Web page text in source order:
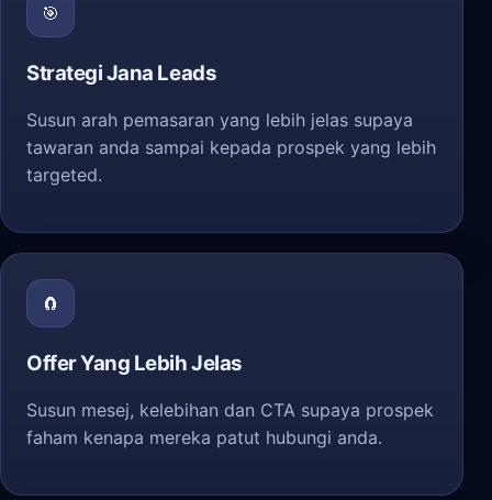
🎯
Strategi Jana Leads
Susun arah pemasaran yang lebih jelas supaya
tawaran anda sampai kepada prospek yang lebih
targeted.
🧲
Offer Yang Lebih Jelas
Susun mesej, kelebihan dan CTA supaya prospek
faham kenapa mereka patut hubungi anda.